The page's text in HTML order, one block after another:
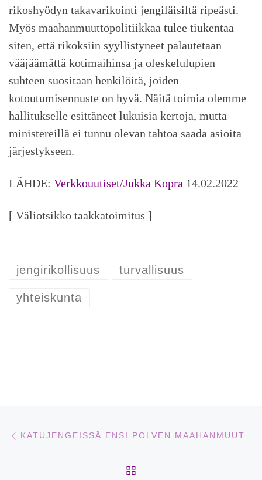
rikoshyödyn takavarikointi jengiläisiltä ripeästi.
Myös maahanmuuttopolitiikkaa tulee tiukentaa
siten, että rikoksiin syyllistyneet palautetaan
vääjäämättä kotimaihinsa ja oleskelulupien
suhteen suositaan henkilöitä, joiden
kotoutumisennuste on hyvä. Näitä toimia olemme
hallitukselle esittäneet lukuisia kertoja, mutta
ministereillä ei tunnu olevan tahtoa saada asioita
järjestykseen.
LÄHDE: Verkkouutiset/Jukka Kopra 14.02.2022
[ Väliotsikko taakkatoimitus ]
jengirikollisuus turvallisuus
yhteiskunta